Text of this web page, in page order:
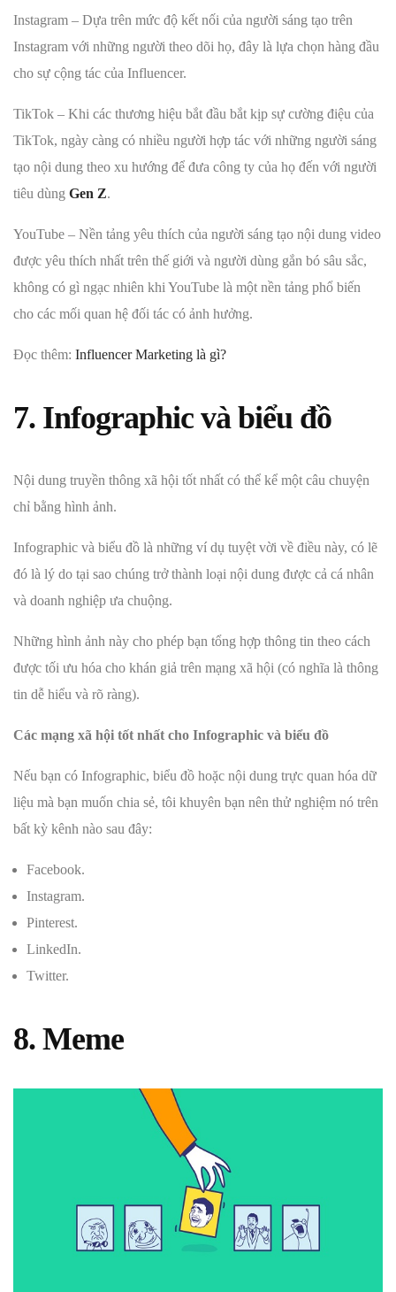
Instagram – Dựa trên mức độ kết nối của người sáng tạo trên
Instagram với những người theo dõi họ, đây là lựa chọn hàng đầu
cho sự cộng tác của Influencer.
TikTok – Khi các thương hiệu bắt đầu bắt kịp sự cường điệu của
TikTok, ngày càng có nhiều người hợp tác với những người sáng
tạo nội dung theo xu hướng để đưa công ty của họ đến với người
tiêu dùng Gen Z.
YouTube – Nền tảng yêu thích của người sáng tạo nội dung video
được yêu thích nhất trên thế giới và người dùng gắn bó sâu sắc,
không có gì ngạc nhiên khi YouTube là một nền tảng phổ biến
cho các mối quan hệ đối tác có ảnh hưởng.
Đọc thêm: Influencer Marketing là gì?
7. Infographic và biểu đồ
Nội dung truyền thông xã hội tốt nhất có thể kể một câu chuyện
chỉ bằng hình ảnh.
Infographic và biểu đồ là những ví dụ tuyệt vời về điều này, có lẽ
đó là lý do tại sao chúng trở thành loại nội dung được cả cá nhân
và doanh nghiệp ưa chuộng.
Những hình ảnh này cho phép bạn tổng hợp thông tin theo cách
được tối ưu hóa cho khán giả trên mạng xã hội (có nghĩa là thông
tin dễ hiểu và rõ ràng).
Các mạng xã hội tốt nhất cho Infographic và biểu đồ
Nếu bạn có Infographic, biểu đồ hoặc nội dung trực quan hóa dữ
liệu mà bạn muốn chia sẻ, tôi khuyên bạn nên thử nghiệm nó trên
bất kỳ kênh nào sau đây:
Facebook.
Instagram.
Pinterest.
LinkedIn.
Twitter.
8. Meme